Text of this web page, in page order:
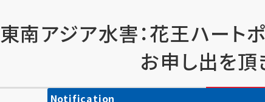
東南アジア水害：花王ハート
お申し出を頂
Notification